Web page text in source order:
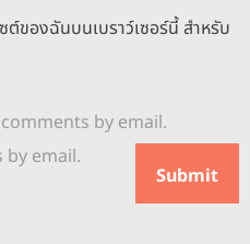
ต์ของฉันบนเบราว์เซอร์นี้ สำหรับ
by email.
email.